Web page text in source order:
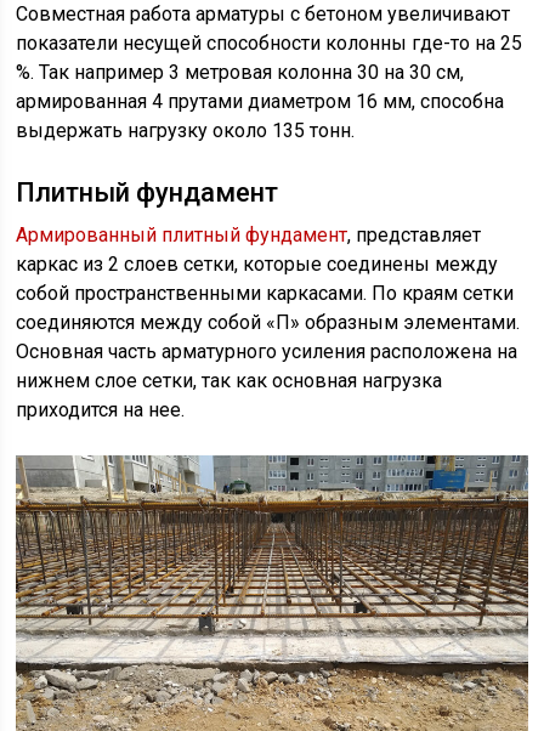
Совместная работа арматуры с бетоном увеличивают
показатели несущей способности колонны где-то на 25
%. Так например 3 метровая колонна 30 на 30 см,
армированная 4 прутами диаметром 16 мм, способна
выдержать нагрузку около 135 тонн.
Плитный фундамент
Армированный плитный фундамент, представляет
каркас из 2 слоев сетки, которые соединены между
собой пространственными каркасами. По краям сетки
соединяются между собой «П» образным элементами.
Основная часть арматурного усиления расположена на
нижнем слое сетки, так как основная нагрузка
приходится на нее.